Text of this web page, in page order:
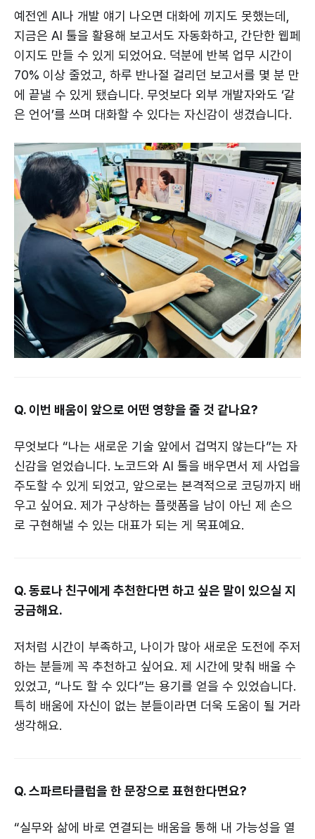
예전엔 AI나 개발 얘기 나오면 대화에 끼지도 못했는데,
지금은 AI 툴을 활용해 보고서도 자동화하고, 간단한 웹페
이지도 만들 수 있게 되었어요. 덕분에 반복 업무 시간이
70% 이상 줄었고, 하루 반나절 걸리던 보고서를 몇 분 만
에 끝낼 수 있게 됐습니다. 무엇보다 외부 개발자와도 ‘같
은 언어’를 쓰며 대화할 수 있다는 자신감이 생겼습니다.
Q. 이번 배움이 앞으로 어떤 영향을 줄 것 같나요?
무엇보다 “나는 새로운 기술 앞에서 겁먹지 않는다”는 자
신감을 얻었습니다. 노코드와 AI 툴을 배우면서 제 사업을
주도할 수 있게 되었고, 앞으로는 본격적으로 코딩까지 배
우고 싶어요. 제가 구상하는 플랫폼을 남이 아닌 제 손으
로 구현해낼 수 있는 대표가 되는 게 목표예요.
Q. 동료나 친구에게 추천한다면 하고 싶은 말이 있으실 지
궁금해요.
저처럼 시간이 부족하고, 나이가 많아 새로운 도전에 주저
하는 분들께 꼭 추천하고 싶어요. 제 시간에 맞춰 배울 수
있었고, “나도 할 수 있다”는 용기를 얻을 수 있었습니다.
특히 배움에 자신이 없는 분들이라면 더욱 도움이 될 거라
생각해요.
Q. 스파르타클럽을 한 문장으로 표현한다면요?
“실무와 삶에 바로 연결되는 배움을 통해 내 가능성을 열